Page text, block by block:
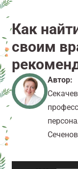
Как
своим
Автор: